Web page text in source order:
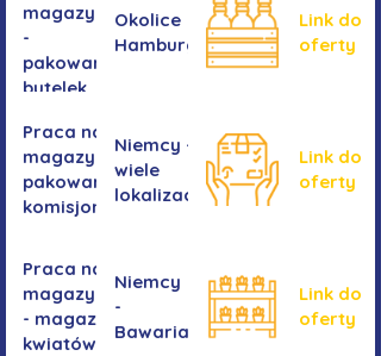
magazynie
-
pakowanie
butelek
Okolice
Hamburga
Link do
oferty
Praca na
magazynie /
pakowanie /
komisjonowanie
Niemcy -
wiele
lokalizacji
Link do
oferty
Praca na
magazynie
- magazyn
kwiatów
Niemcy
-
Bawaria
Link do
oferty